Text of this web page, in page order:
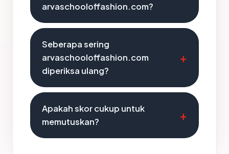
arvaschooloffashion.com?
Seberapa sering
arvaschooloffashion.com
diperiksa ulang?
Apakah skor cukup untuk
memutuskan?